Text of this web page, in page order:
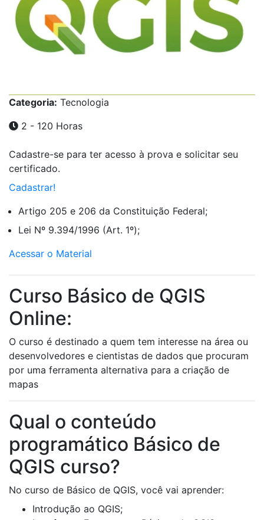
Categoria: Tecnologia
2 - 120 Horas
Cadastre-se para ter acesso à prova e solicitar seu
certificado.
Cadastrar!
Artigo 205 e 206 da Constituição Federal;
Lei Nº 9.394/1996 (Art. 1º);
Acessar o Material
Curso Básico de QGIS
Online:
O curso é destinado a quem tem interesse na área ou
desenvolvedores e cientistas de dados que procuram
por uma ferramenta alternativa para a criação de
mapas
Qual o conteúdo
programático Básico de
QGIS curso?
No curso de Básico de QGIS, você vai aprender:
Introdução ao QGIS;